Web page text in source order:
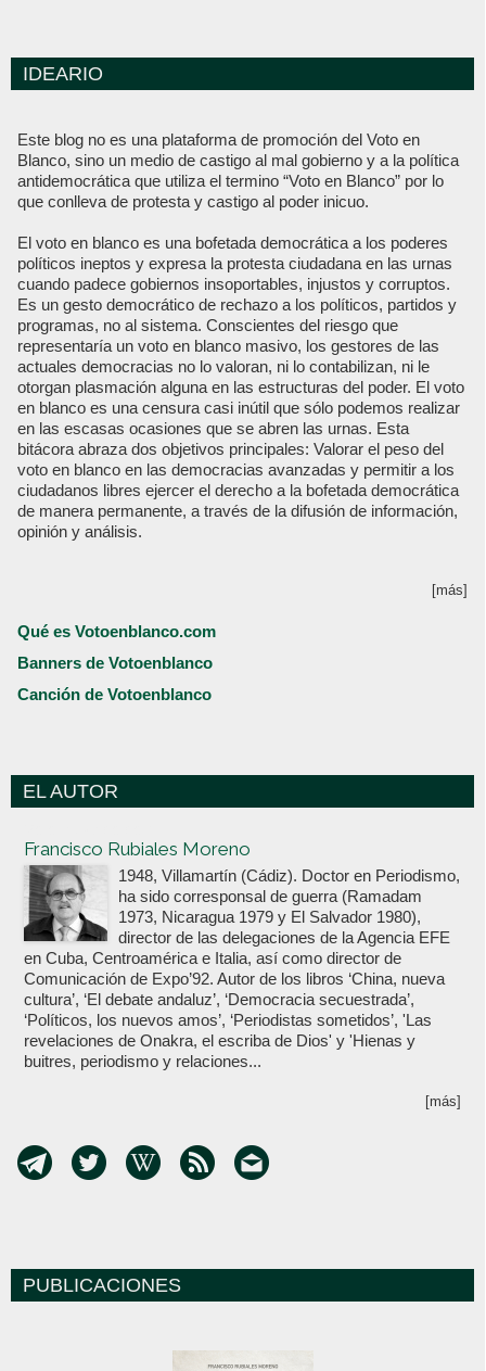
IDEARIO
Este blog no es una plataforma de promoción del Voto en
Blanco, sino un medio de castigo al mal gobierno y a la política
antidemocrática que utiliza el termino “Voto en Blanco” por lo
que conlleva de protesta y castigo al poder inicuo.
El voto en blanco es una bofetada democrática a los poderes
políticos ineptos y expresa la protesta ciudadana en las urnas
cuando padece gobiernos insoportables, injustos y corruptos.
Es un gesto democrático de rechazo a los políticos, partidos y
programas, no al sistema. Conscientes del riesgo que
representaría un voto en blanco masivo, los gestores de las
actuales democracias no lo valoran, ni lo contabilizan, ni le
otorgan plasmación alguna en las estructuras del poder. El voto
en blanco es una censura casi inútil que sólo podemos realizar
en las escasas ocasiones que se abren las urnas. Esta
bitácora abraza dos objetivos principales: Valorar el peso del
voto en blanco en las democracias avanzadas y permitir a los
ciudadanos libres ejercer el derecho a la bofetada democrática
de manera permanente, a través de la difusión de información,
opinión y análisis.
[más]
Qué es Votoenblanco.com
Banners de Votoenblanco
Canción de Votoenblanco
EL AUTOR
Francisco Rubiales Moreno
1948, Villamartín (Cádiz). Doctor en Periodismo,
ha sido corresponsal de guerra (Ramadam
1973, Nicaragua 1979 y El Salvador 1980),
director de las delegaciones de la Agencia EFE
en Cuba, Centroamérica e Italia, así como director de
Comunicación de Expo’92. Autor de los libros ‘China, nueva
cultura’, ‘El debate andaluz’, ‘Democracia secuestrada’,
‘Políticos, los nuevos amos’, ‘Periodistas sometidos’, 'Las
revelaciones de Onakra, el escriba de Dios' y 'Hienas y
buitres, periodismo y relaciones...
[más]
PUBLICACIONES